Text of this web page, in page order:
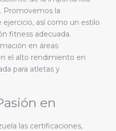
Promovemos la
así como un estilo
fitness adecuada.
en áreas
el alto rendimiento en
para atletas y
en
las certificaciones,